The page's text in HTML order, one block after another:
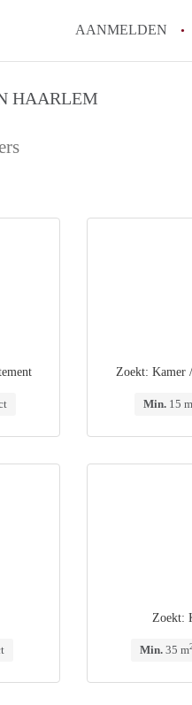
AANMELDEN
HAARLEM
Zoekt: Kamer
Min.15 m
Zoekt:
Min. 35 m